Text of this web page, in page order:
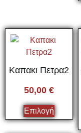
Καπακι Πετρα2
50,00 €
Επιλογή